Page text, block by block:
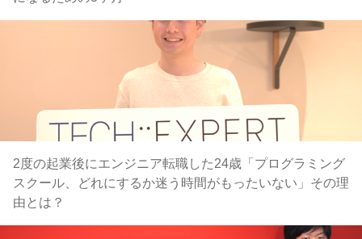
2度の起業後にエンジニア転職した24歳「プログラミング
スクール、どれにするか迷う時間がもったいない」その理
由とは？